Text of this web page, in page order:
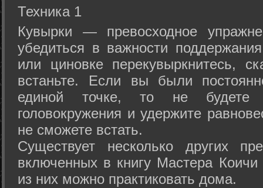
Техника 1
Кувырки — превосходное
убедиться в важности
или циновке перекувыркнитесь,
встаньте. Если вы были
единой точке, то не будете
головокружения и удержите
не сможете встать.
Существует несколько других
включенных в книгу Мастера
из них можно практиковать дома.